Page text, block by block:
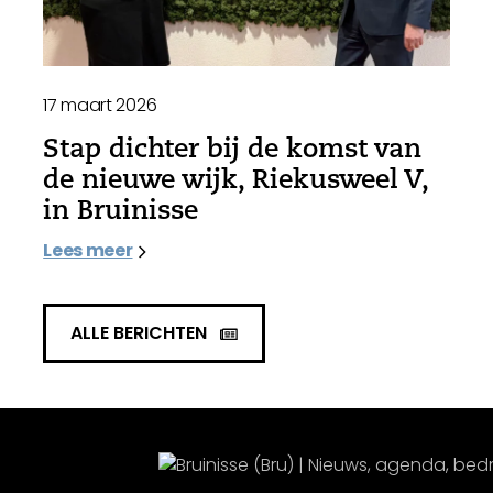
17 maart 2026
Stap dichter bij de komst van
de nieuwe wijk, Riekusweel V,
in Bruinisse
Lees meer
ALLE BERICHTEN